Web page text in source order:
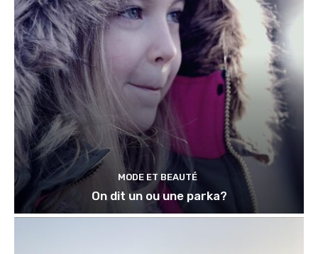
MODE ET BEAUTÉ
On dit un ou une parka?